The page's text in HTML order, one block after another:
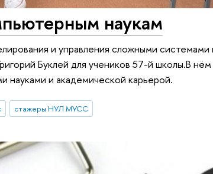
наукам
и управления сложными системами
Буклей для учеников 57-й школы.В нём
науками и академической карьерой.
стажеры НУЛ МУСС